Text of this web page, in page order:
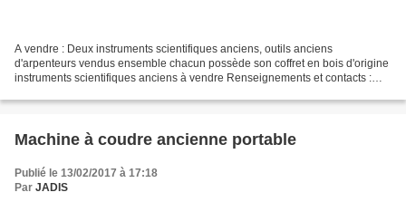
A vendre : Deux instruments scientifiques anciens, outils anciens
d'arpenteurs vendus ensemble chacun possède son coffret en bois d'origine
instruments scientifiques anciens à vendre Renseignements et contacts :
Machine à coudre ancienne portable
Publié le 13/02/2017 à 17:18
Par JADIS